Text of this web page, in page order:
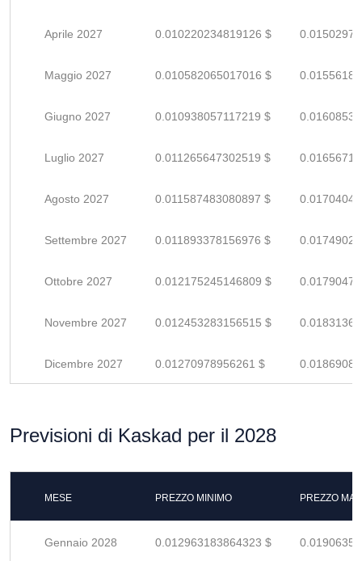
Aprile 2027 0.010220234819126 $
Maggio 2027 0.010582065017016 $
Giugno 2027 0.010938057117219 $
Luglio 2027 0.011265647302519 $
Agosto 2027 0.011587483080897 $
Settembre 2027 0.011893378156976 $
Ottobre 2027 0.012175245146809 $
Novembre 2027 0.012453283156515 $
Dicembre 2027 0.01270978956261 $
Previsioni di Kaskad per il 2028
MESE PREZZO MINIMO PREZZO
Gennaio 2028 0.012963183864323 $